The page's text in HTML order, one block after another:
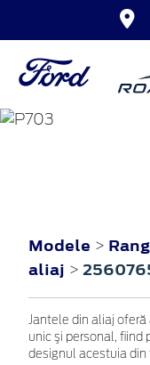
Modele >
aliaj >
Jantele din aliaj
unic şi personal,
designul acestuia din